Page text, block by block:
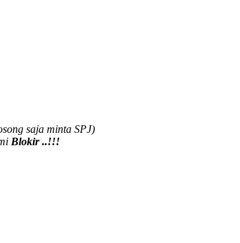
saja minta SPJ)
Blokir ..!!!